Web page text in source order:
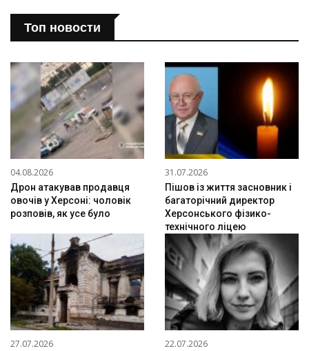
Топ новости
04.08.2026
Дрон атакував продавця
овочів у Херсоні: чоловік
розповів, як усе було
31.07.2026
Пішов із життя засновник і
багаторічний директор
Херсонського фізико-
технічного ліцею
27.07.2026 22.07.2026